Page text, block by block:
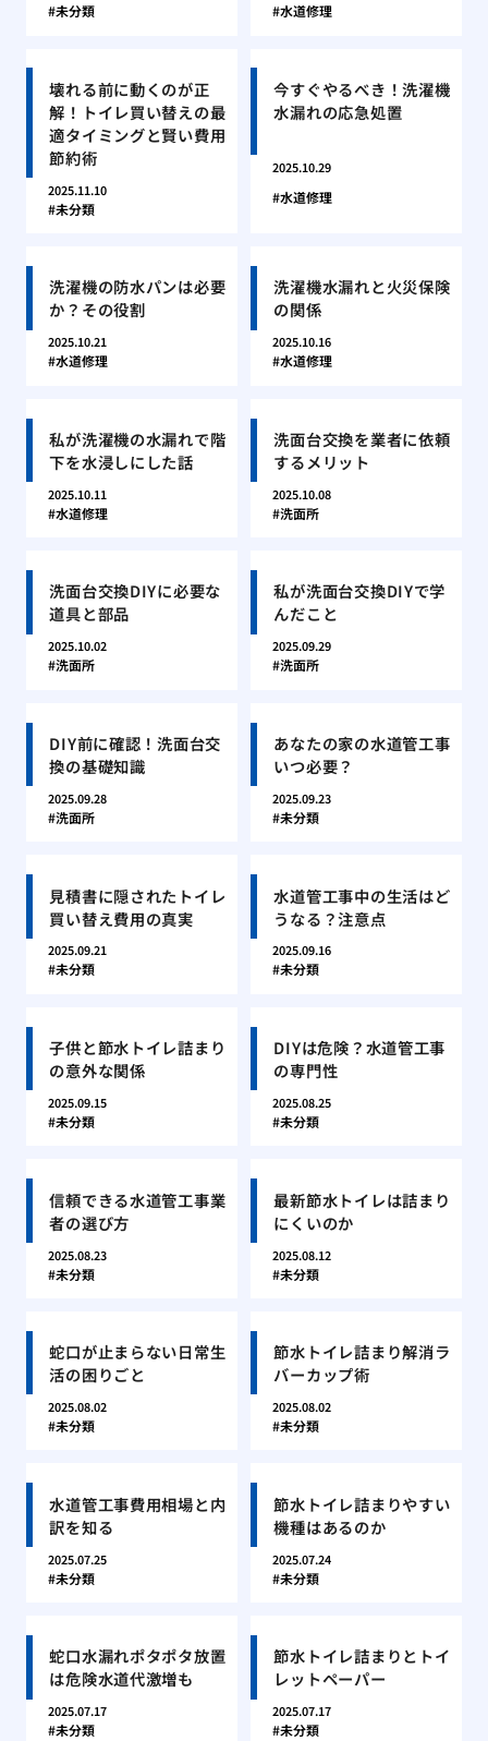
未分類 水道修理
壊れる前に動くのが正
解！トイレ買い替えの最
適タイミングと賢い費用
節約術
2025.11.10
未分類
今すぐやるべき！洗濯機
水漏れの応急処置
2025.10.29
水道修理
洗濯機の防水パンは必要
か？その役割
2025.10.21
水道修理
洗濯機水漏れと火災保険
の関係
2025.10.16
水道修理
私が洗濯機の水漏れで階
下を水浸しにした話
2025.10.11
水道修理
洗面台交換を業者に依頼
するメリット
2025.10.08
洗面所
洗面台交換DIYに必要な
道具と部品
2025.10.02
洗面所
私が洗面台交換DIYで学
んだこと
2025.09.29
洗面所
DIY前に確認！洗面台交
換の基礎知識
2025.09.28
洗面所
あなたの家の水道管工事
いつ必要？
2025.09.23
未分類
見積書に隠されたトイレ
買い替え費用の真実
2025.09.21
未分類
水道管工事中の生活はど
うなる？注意点
2025.09.16
未分類
子供と節水トイレ詰まり
の意外な関係
2025.09.15
未分類
DIYは危険？水道管工事
の専門性
2025.08.25
未分類
信頼できる水道管工事業
者の選び方
2025.08.23
未分類
最新節水トイレは詰まり
にくいのか
2025.08.12
未分類
蛇口が止まらない日常生
活の困りごと
2025.08.02
未分類
節水トイレ詰まり解消ラ
バーカップ術
2025.08.02
未分類
水道管工事費用相場と内
訳を知る
2025.07.25
未分類
節水トイレ詰まりやすい
機種はあるのか
2025.07.24
未分類
蛇口水漏れポタポタ放置
は危険水道代激増も
2025.07.17
未分類
節水トイレ詰まりとトイ
レットペーパー
2025.07.17
未分類